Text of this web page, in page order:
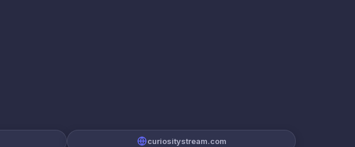
curiositystream.com